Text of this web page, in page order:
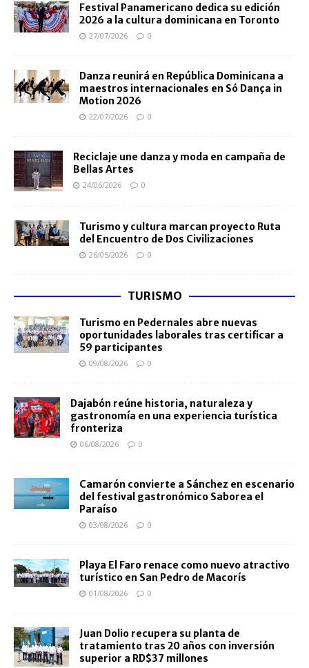
Festival Panamericano dedica su edición
2026 a la cultura dominicana en Toronto
27/07/2026 0
Danza reunirá en República Dominicana a
maestros internacionales en Só Dança in
Motion 2026
22/07/2026 0
Reciclaje une danza y moda en campaña de
Bellas Artes
24/06/2026 0
Turismo y cultura marcan proyecto Ruta
del Encuentro de Dos Civilizaciones
26/05/2026 0
TURISMO
Turismo en Pedernales abre nuevas
oportunidades laborales tras certificar a
59 participantes
09/08/2026 0
Dajabón reúne historia, naturaleza y
gastronomía en una experiencia turística
fronteriza
06/08/2026 0
Camarón convierte a Sánchez en escenario
del festival gastronómico Saborea el
Paraíso
03/08/2026 0
Playa El Faro renace como nuevo atractivo
turístico en San Pedro de Macorís
01/08/2026 0
Juan Dolio recupera su planta de
tratamiento tras 20 años con inversión
superior a RD$37 millones